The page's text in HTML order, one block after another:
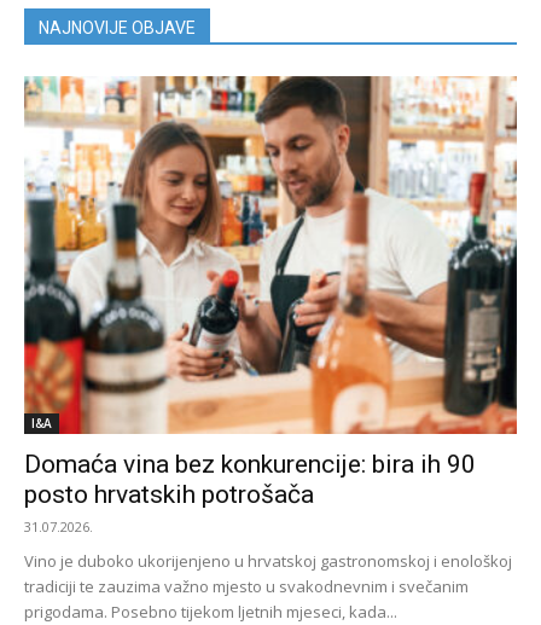
NAJNOVIJE OBJAVE
I&A
Domaća vina bez konkurencije: bira ih 90
posto hrvatskih potrošača
31.07.2026.
Vino je duboko ukorijenjeno u hrvatskoj gastronomskoj i enološkoj
tradiciji te zauzima važno mjesto u svakodnevnim i svečanim
prigodama. Posebno tijekom ljetnih mjeseci, kada...